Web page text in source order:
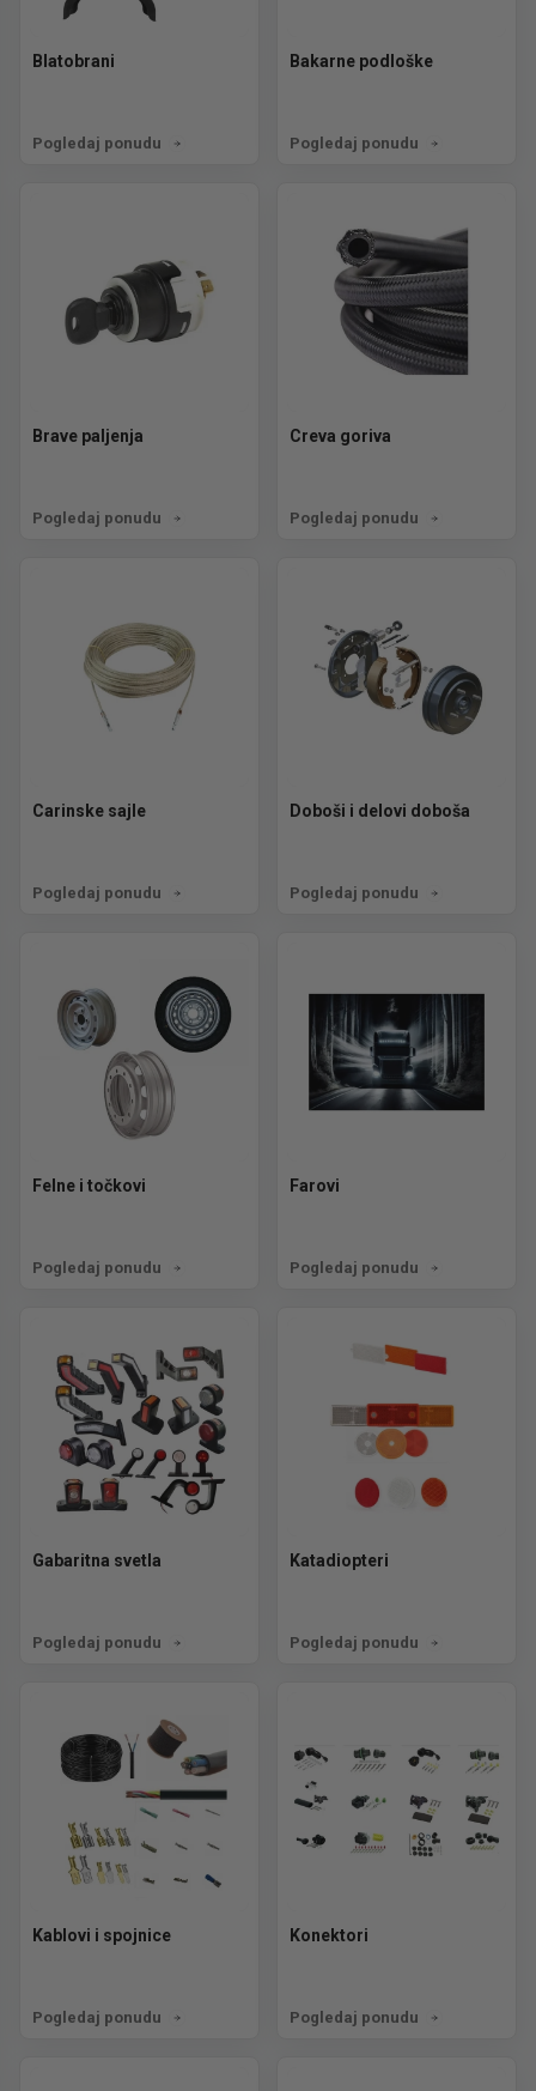
Blatobrani
Pogledaj ponudu
Bakarne podloške
Pogledaj ponudu
Brave paljenja
Pogledaj ponudu
Creva goriva
Pogledaj ponudu
Carinske sajle
Pogledaj ponudu
Doboši i delovi doboša
Pogledaj ponudu
Felne i točkovi
Pogledaj ponudu
Farovi
Pogledaj ponudu
Gabaritna svetla
Pogledaj ponudu
Katadiopteri
Pogledaj ponudu
Kablovi i spojnice
Pogledaj ponudu
Konektori
Pogledaj ponudu